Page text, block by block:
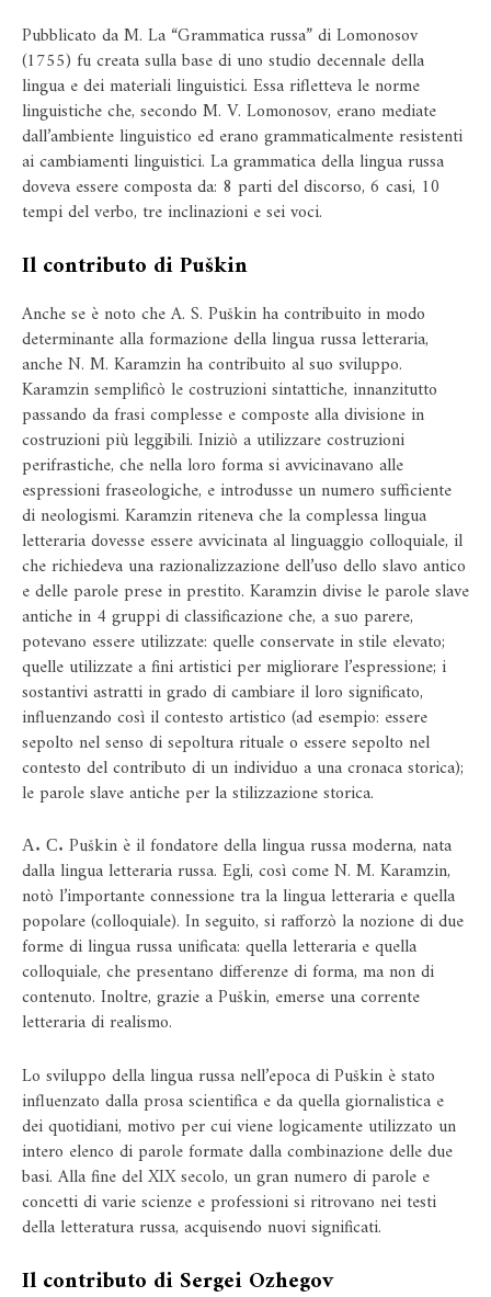
Pubblicato da M. La “Grammatica russa” di Lomonosov
(1755) fu creata sulla base di uno studio decennale della
lingua e dei materiali linguistici. Essa rifletteva le norme
linguistiche che, secondo M. V. Lomonosov, erano mediate
dall’ambiente linguistico ed erano grammaticalmente resistenti
ai cambiamenti linguistici. La grammatica della lingua russa
doveva essere composta da: 8 parti del discorso, 6 casi, 10
tempi del verbo, tre inclinazioni e sei voci.
Il contributo di Puškin
Anche se è noto che A. S. Puškin ha contribuito in modo
determinante alla formazione della lingua russa letteraria,
anche N. M. Karamzin ha contribuito al suo sviluppo.
Karamzin semplificò le costruzioni sintattiche, innanzitutto
passando da frasi complesse e composte alla divisione in
costruzioni più leggibili. Iniziò a utilizzare costruzioni
perifrastiche, che nella loro forma si avvicinavano alle
espressioni fraseologiche, e introdusse un numero sufficiente
di neologismi. Karamzin riteneva che la complessa lingua
letteraria dovesse essere avvicinata al linguaggio colloquiale, il
che richiedeva una razionalizzazione dell’uso dello slavo antico
e delle parole prese in prestito. Karamzin divise le parole slave
antiche in 4 gruppi di classificazione che, a suo parere,
potevano essere utilizzate: quelle conservate in stile elevato;
quelle utilizzate a fini artistici per migliorare l’espressione; i
sostantivi astratti in grado di cambiare il loro significato,
influenzando così il contesto artistico (ad esempio: essere
sepolto nel senso di sepoltura rituale o essere sepolto nel
contesto del contributo di un individuo a una cronaca storica);
le parole slave antiche per la stilizzazione storica.
А. С. Puškin è il fondatore della lingua russa moderna, nata
dalla lingua letteraria russa. Egli, così come N. M. Karamzin,
notò l’importante connessione tra la lingua letteraria e quella
popolare (colloquiale). In seguito, si rafforzò la nozione di due
forme di lingua russa unificata: quella letteraria e quella
colloquiale, che presentano differenze di forma, ma non di
contenuto. Inoltre, grazie a Puškin, emerse una corrente
letteraria di realismo.
Lo sviluppo della lingua russa nell’epoca di Puškin è stato
influenzato dalla prosa scientifica e da quella giornalistica e
dei quotidiani, motivo per cui viene logicamente utilizzato un
intero elenco di parole formate dalla combinazione delle due
basi. Alla fine del XIX secolo, un gran numero di parole e
concetti di varie scienze e professioni si ritrovano nei testi
della letteratura russa, acquisendo nuovi significati.
Il contributo di Sergei Ozhegov